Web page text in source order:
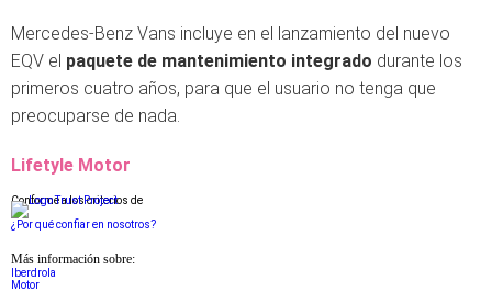
Mercedes-Benz Vans incluye en el lanzamiento del nuevo
EQV el paquete de mantenimiento integrado durante los
primeros cuatro años, para que el usuario no tenga que
preocuparse de nada.
Lifetyle Motor
Conforme a los criterios de
¿Por qué confiar en nosotros?
Más información sobre:
Iberdrola
Motor